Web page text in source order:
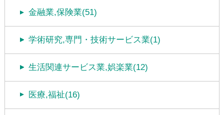
金融業,保険業(51)
学術研究,専門・技術サービス業(1)
生活関連サービス業,娯楽業(12)
医療,福祉(16)